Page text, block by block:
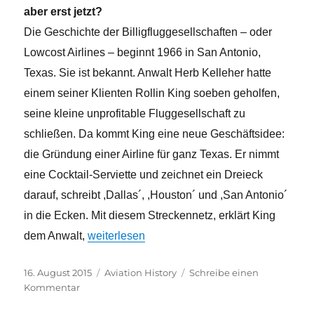
aber erst jetzt?
Die Geschichte der Billigfluggesellschaften – oder
Lowcost Airlines – beginnt 1966 in San Antonio,
Texas. Sie ist bekannt. Anwalt Herb Kelleher hatte
einem seiner Klienten Rollin King soeben geholfen,
seine kleine unprofitable Fluggesellschaft zu
schließen. Da kommt King eine neue Geschäftsidee:
die Gründung einer Airline für ganz Texas. Er nimmt
eine Cocktail-Serviette und zeichnet ein Dreieck
darauf, schreibt ,Dallas´, ,Houston´ und ,San Antonio´
in die Ecken. Mit diesem Streckennetz, erklärt King
dem Anwalt,„„Rollin, du bist verrückt! – Die
weiterlesen
Veröffentlicht
am
16. August 2015 Kategorien
Aviation History
Schreibe einen
Kommentarzu